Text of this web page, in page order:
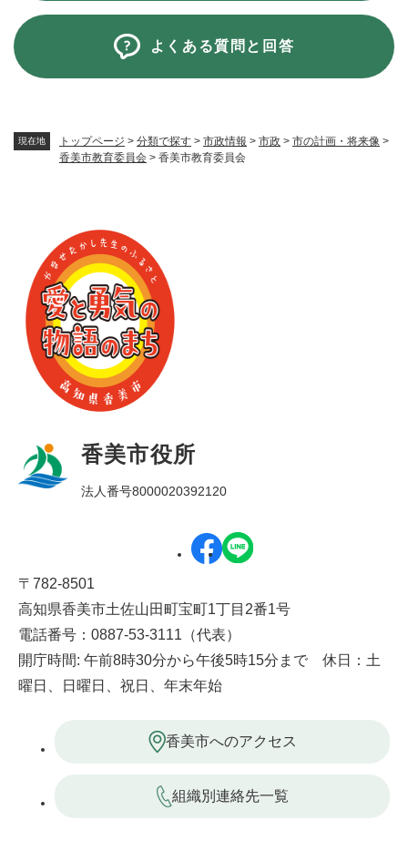
現在地 トップページ > 分類で探す > 市政情報 > 市政 > 市の計画・将来像 >
香美市教育委員会 > 香美市教育委員会
よくある質問と回答
香美市役所
法人番号8000020392120
〒782-8501
高知県香美市土佐山田町宝町1丁目2番1号
電話番号：0887-53-3111（代表）
開庁時間: 午前8時30分から午後5時15分まで 休日：土
曜日、日曜日、祝日、年末年始
香美市へのアクセス
組織別連絡先一覧